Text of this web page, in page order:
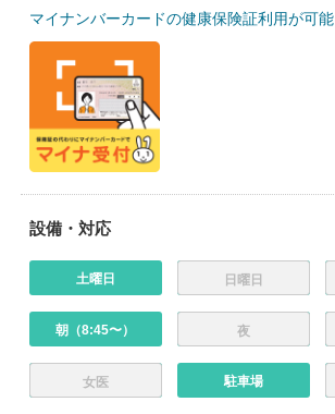
マイナンバーカードの健康保険証利用が可能
設備・対応
土曜日 日曜日
朝（8:45〜） 夜
女医 駐車場